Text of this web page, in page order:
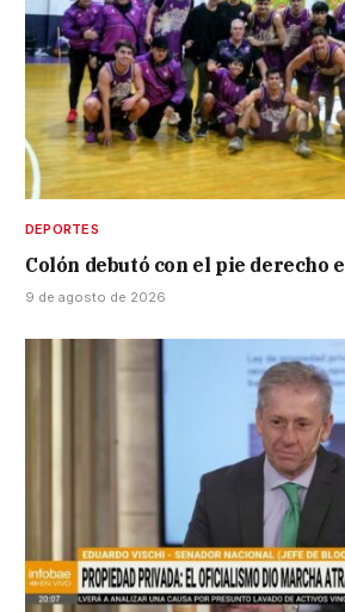
DEPORTES
Colón debutó con el pie derecho
9 de agosto de 2026